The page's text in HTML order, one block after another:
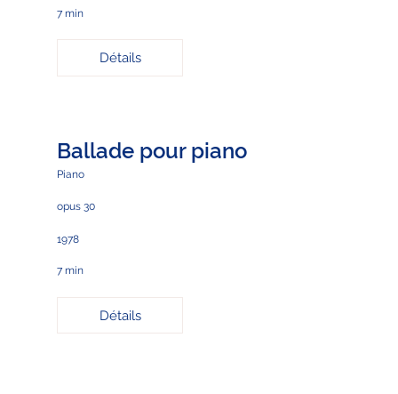
7 min
Détails
Ballade pour piano
Piano
opus 30
1978
7 min
Détails